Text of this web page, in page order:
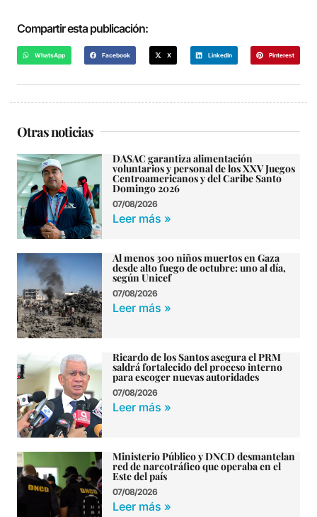
Compartir esta publicación:
WhatsApp Facebook X LinkedIn Pinterest
Otras noticias
DASAC garantiza alimentación
voluntarios y personal de los XXV Juegos
Centroamericanos y del Caribe Santo
Domingo 2026
07/08/2026
Leer más »
Al menos 300 niños muertos en Gaza
desde alto fuego de octubre: uno al día,
según Unicef
07/08/2026
Leer más »
Ricardo de los Santos asegura el PRM
saldrá fortalecido del proceso interno
para escoger nuevas autoridades
07/08/2026
Leer más »
Ministerio Público y DNCD desmantelan
red de narcotráfico que operaba en el
Este del país
07/08/2026
Leer más »